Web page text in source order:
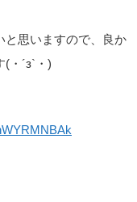
と思いますので、良か
・´з`・)